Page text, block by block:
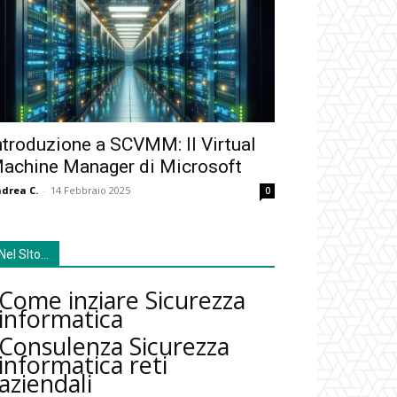
a SCVMM: Il Virtual
Manager di Microsoft
C. - 14 Febbraio 2025 0
Nel SIto…
Come inziare Sicurezza
informatica
Consulenza Sicurezza
informatica reti
aziendali